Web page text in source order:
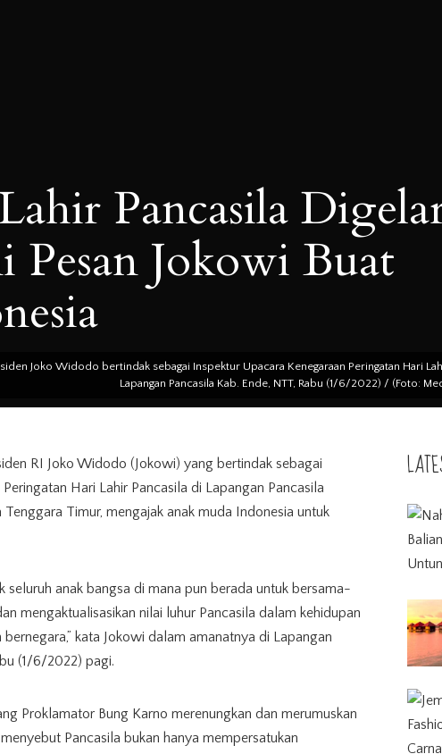
Joko Widodo bertindak sebagai Inspektur Upacara Kenegaraan Peringatan Hari
Lapangan Pancasila Kab. Ende, NTT, Rabu (1/6/2022) / (Foto:
Pancasila
Jokowi Buat
RI Joko Widodo (Jokowi) yang bertindak sebagai
Hari Lahir Pancasila di Lapangan Pancasila
Timur, mengajak anak muda Indonesia untuk
seluruh anak bangsa di mana pun berada untuk bersama-
mengaktualisasikan nilai luhur Pancasila dalam kehidupan
kata Jokowi dalam amanatnya di Lapangan
(1/6/2022) pagi.
Proklamator Bung Karno merenungkan dan merumuskan
Pancasila bukan hanya mempersatukan